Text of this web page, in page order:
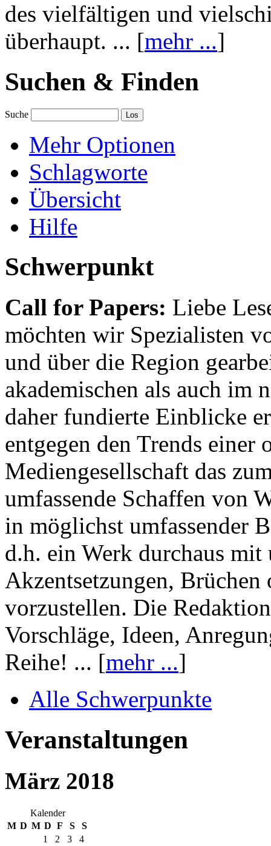
des vielfältigen und
überhaupt. ... [mehr ...]
Suchen & Finden
Suche
Mehr Optionen
Schlagworte
Übersicht
Hilfe
Schwerpunkt
Call for Papers: Liebe
möchten wir Spezialisten
und über die Region
akademischen als auch im
daher fundierte Einblicke
entgegen den Trends einer
Mediengesellschaft das
umfassende Schaffen von
in möglichst umfassender
d.h. ein Werk durchaus mit
Akzentsetzungen, Brüchen
vorzustellen. Die
Vorschläge, Ideen,
Reihe! ... [mehr ...]
Alle Schwerpunkte
Veranstaltungen
März 2018
Kalender
M D M D F S
S
1
2 3
4